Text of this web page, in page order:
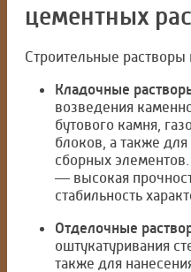
цементных
Строительные растворы
Кладочные
возведения
бутового камня,
блоков, а также
сборных
— высокая
стабильность
Отделочные
оштукатуривания
также для